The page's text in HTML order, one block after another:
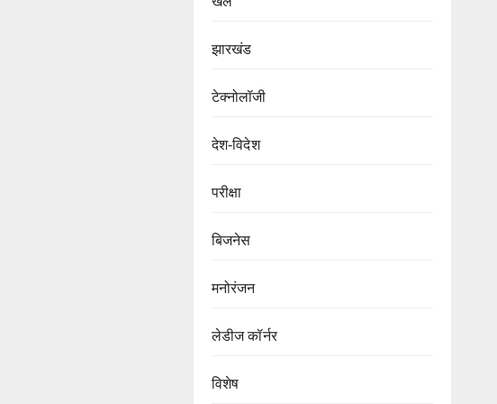
झारखंड
टेक्नोलॉजी
देश-विदेश
परीक्षा
बिजनेस
मनोरंजन
लेडीज कॉर्नर
विशेष